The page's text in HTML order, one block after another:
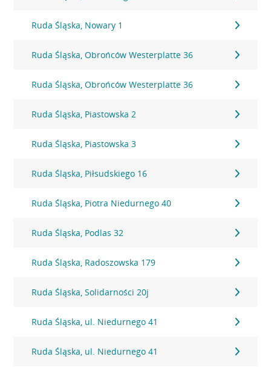
Ruda Śląska, Nowary 1
Ruda Śląska, Obrońców Westerplatte 36
Ruda Śląska, Obrońców Westerplatte 36
Ruda Śląska, Piastowska 2
Ruda Śląska, Piastowska 3
Ruda Śląska, Piłsudskiego 16
Ruda Śląska, Piotra Niedurnego 40
Ruda Śląska, Podlas 32
Ruda Śląska, Radoszowska 179
Ruda Śląska, Solidarności 20j
Ruda Śląska, ul. Niedurnego 41
Ruda Śląska, ul. Niedurnego 41